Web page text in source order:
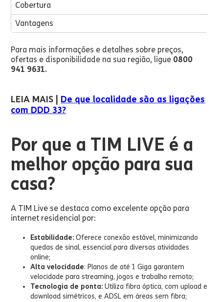
Cobertura
Vantagens
Para mais informações e detalhes sobre preços,
ofertas e disponibilidade na sua região, ligue 0800
941 9631.
LEIA MAIS | De que localidade são as ligações
com DDD 33?
Por que a TIM LIVE é a
melhor opção para sua
casa?
A TIM Live se destaca como excelente opção para
internet residencial por:
Estabilidade: Oferece conexão estável, minimizando
quedas de sinal, essencial para diversas atividades
online;
Alta velocidade: Planos de até 1 Giga garantem
velocidade para streaming, jogos e trabalho remoto;
Tecnologia de ponta:Utiliza fibra óptica, com upload e
download simétricos, e ADSL em áreas sem fibra;